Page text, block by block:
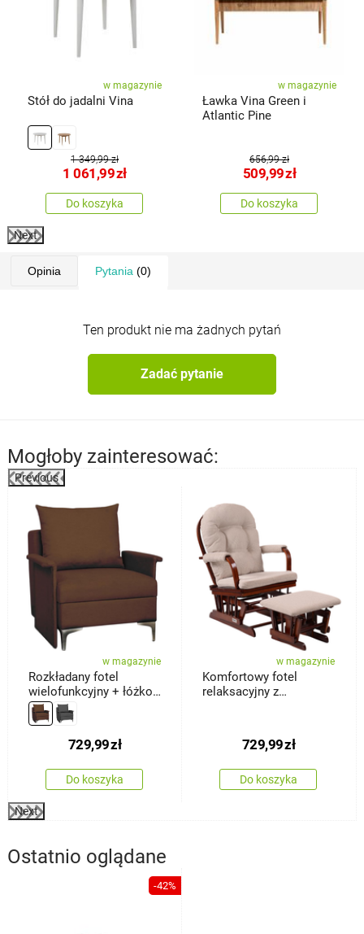
w magazynie
Stół do jadalni Vina
1 349,99 zł
1 061,99zł
Do koszyka
w magazynie
Ławka Vina Green i
Atlantic Pine
656,99 zł
509,99zł
Do koszyka
Next
Opinia Pytania (0)
Ten produkt nie ma żadnych pytań
Zadać pytanie
Mogłoby zainteresować:
Previous
w magazynie
Rozkładany fotel
wielofunkcyjny + łóżko
Baron, brązowy
729,99zł
Do koszyka
w magazynie
Komfortowy fotel
relaksacyjny z
729,99zł
Do koszyka
Next
Ostatnio oglądane
-42%